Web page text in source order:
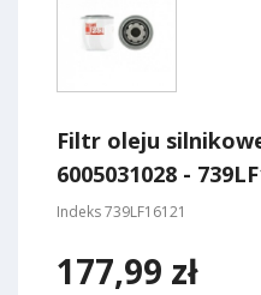
Filtr oleju
6005031028 -
Indeks739LF16121
177,99 zł